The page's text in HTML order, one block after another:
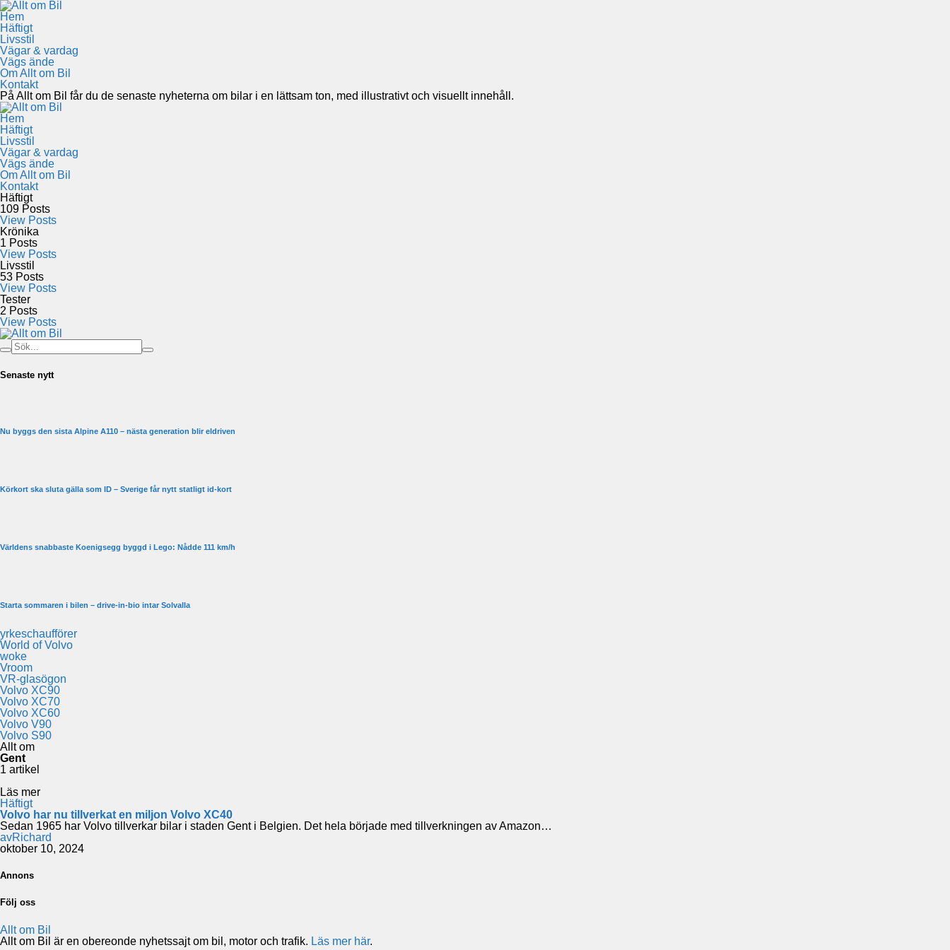
Hem
Häftigt
Livsstil
Vägar & vardag
Vägs ände
Om Allt om Bil
Kontakt
På Allt om Bil får du de senaste nyheterna om bilar i en lättsam ton, med illustrativt och visuellt innehåll.
Hem
Häftigt
Livsstil
Vägar & vardag
Vägs ände
Om Allt om Bil
Kontakt
Häftigt
109 Posts
View Posts
Krönika
1 Posts
View Posts
Livsstil
53 Posts
View Posts
Tester
2 Posts
View Posts
Senaste nytt
Nu byggs den sista Alpine A110 – nästa generation blir eldriven
Körkort ska sluta gälla som ID – Sverige får nytt statligt id-kort
Världens snabbaste Koenigsegg byggd i Lego: Nådde 111 km/h
Starta sommaren i bilen – drive-in-bio intar Solvalla
yrkeschaufförer
World of Volvo
woke
Vroom
VR-glasögon
Volvo XC90
Volvo XC70
Volvo XC60
Volvo V90
Volvo S90
Allt om
Gent
1 artikel
Läs mer
Häftigt
Volvo har nu tillverkat en miljon Volvo XC40
Sedan 1965 har Volvo tillverkar bilar i staden Gent i Belgien. Det hela började med tillverkningen av Amazon…
avRichard
oktober 10, 2024
Annons
Följ oss
Allt om Bil
Allt om Bil är en obereonde nyhetssajt om bil, motor och trafik. Läs mer här.